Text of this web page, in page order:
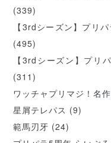
(339)
【3rdシーズン】プリ
(495)
【3rdシーズン】プリ
(311)
ワッチャプリマジ！名
星屑テレパス (9)
範馬刃牙 (24)